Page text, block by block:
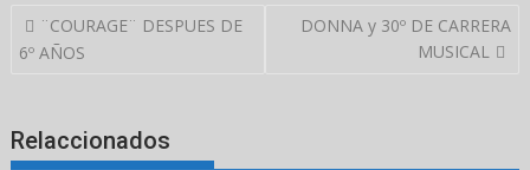
Navegación
de
¨COURAGE¨ DESPUES DE
6º AÑOS
DONNA y 30º DE CARRERA
MUSICAL
Relaccionados